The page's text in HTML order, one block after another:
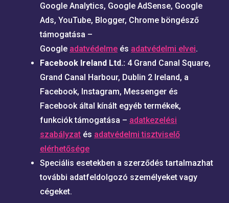
Google Analytics, Google AdSense, Google
Ads, YouTube, Blogger, Chrome böngésző
támogatása –
Google adatvédelme és adatvédelmi elvei.
Facebook Ireland Ltd.: 4 Grand Canal Square,
Grand Canal Harbour, Dublin 2 Ireland, a
Facebook, Instagram, Messenger és
Facebook által kínált egyéb termékek,
funkciók támogatása – adatkezelési
szabályzat és adatvédelmi tisztviselő
elérhetősége
Speciális esetekben a szerződés tartalmazhat
további adatfeldolgozó személyeket vagy
cégeket.